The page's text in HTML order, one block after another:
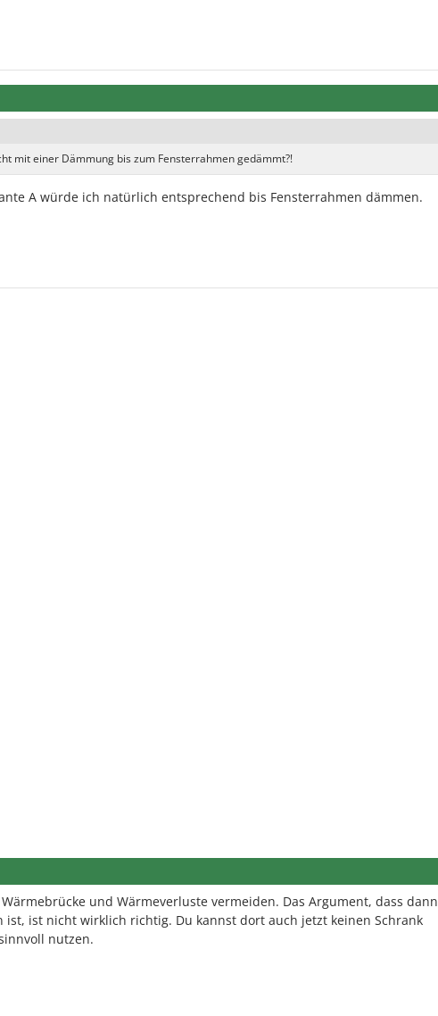
mit einer Dämmung bis zum Fensterrahmen gedämmt?!
A würde ich natürlich entsprechend bis Fensterrahmen dämmen.
und Wärmeverluste vermeiden. Das Argument, dass dann
ist, ist nicht wirklich richtig. Du kannst dort auch jetzt keinen Schrank
nutzen.